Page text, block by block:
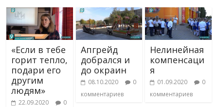
«Если в тебе
горит тепло,
подари его
другим
людям»
22.09.2020
0
Апгрейд
добрался и
до окраин
08.10.2020
0
комментариев
Нелинейная
компенсаци
я
01.09.2020
0
комментариев